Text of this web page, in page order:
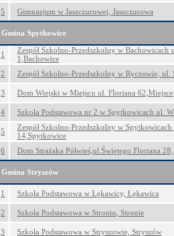
5 Gimnazjum w Jaszczurowej, Jaszczurowa
Gmina Spytkowice
1
Zespół Szkolno-Przedszkolny w Bachowicach
1,Bachowice
2
Zespół Szkolno-Przedszkolny w Ryczowie, ul.
3 Dom Wiejski w Miejscu ul. Floriana 62,Miejsce
4 Szkoła Podstawowa nr 2 w Spytkowicach ul.
5
Zespół Szkolno-Przedszkolny w
14,Spytkowice
6
Dom Strażaka Półwieś,ul.Świętego Floriana
Gmina Stryszów
1 Szkoła Podstawowa w Łękawicy, Łękawica
2 Szkoła Podstawowa w Stroniu, Stronie
3 Szkoła Podstawowa w Stryszowie, Stryszów